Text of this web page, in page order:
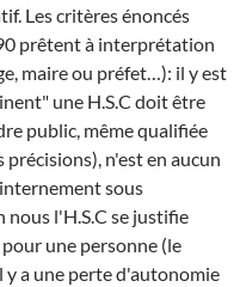
Les critères énoncés
prêtent à interprétation
maire ou préfet…): il y est
une H.S.C doit être
public, même qualifiée
précisions), n'est en aucun
internement sous
l'H.S.C se justifie
une personne (le
a une perte d'autonomie